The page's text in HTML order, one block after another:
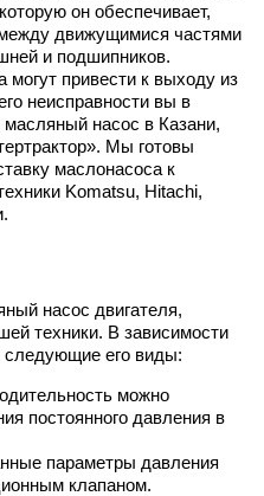
он обеспечивает,
движущимися частями
и подшипников.
могут привести к выходу из
неисправности вы в
насос в Казани,
Мы готовы
маслонасоса к
Komatsu, Hitachi,
насос двигателя,
техники. В зависимости
следующие его виды:
можно
постоянного давления в
параметры давления
клапаном.